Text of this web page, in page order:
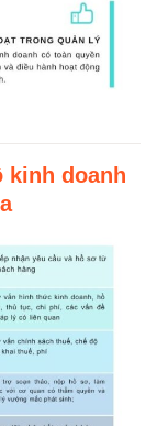
kinh doanh